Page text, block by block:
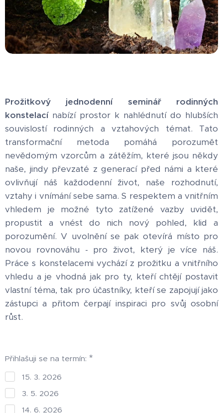
Prožitkový jednodenní seminář rodinných
konstelacínabízí prostor k nahlédnutí do hlubších
souvislostí rodinných a vztahových témat. Tato
transformační metoda pomáhá porozumět
nevědomým vzorcům a zátěžím, které jsou někdy
naše, jindy převzaté z generací před námi a které
ovlivňují náš každodenní život, naše rozhodnutí,
vztahy i vnímání sebe sama. S respektem a vnitřním
vhledem je možné tyto zatížené vazby uvidět,
propustit a vnést do nich nový pohled, klid a
porozumění. V uvolnění se pak otevírá místo pro
novou rovnováhu - pro život, který je více náš.
Práce s konstelacemi vychází z prožitku a vnitřního
vhledu a je vhodná jak pro ty, kteří chtějí postavit
vlastní téma, tak pro účastníky, kteří se zapojují jako
zástupci a přitom čerpají inspiraci pro svůj osobní
růst.
Přihlašuji se na termín:
15. 3. 2026
3. 5. 2026
14. 6. 2026